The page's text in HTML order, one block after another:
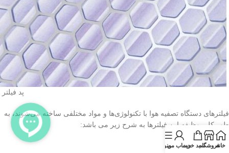
پد
فیلترهای دستگاه تصفیه هوا با تکنولوژی‌ها و مواد مختلفی ساخته می‌شوند، به
طور کلی وظیفه‌ این فیلترها به شرح زیر می باشد:
خانهفروشگاهسبد خریدحساب منمنو